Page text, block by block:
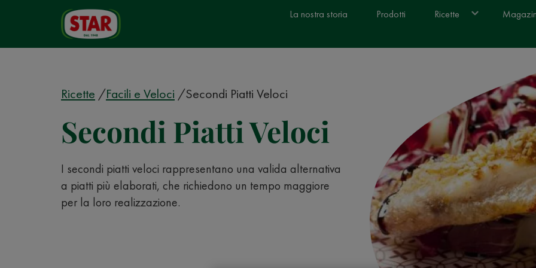
La nostra storia Prodotti Ricette
Ricette Facili e Veloci Secondi Piatti Veloci
Secondi Piatti Veloci
I secondi piatti veloci rappresentano una valida alternativa
a piatti più elaborati, che richiedono un tempo maggiore
per la loro realizzazione.